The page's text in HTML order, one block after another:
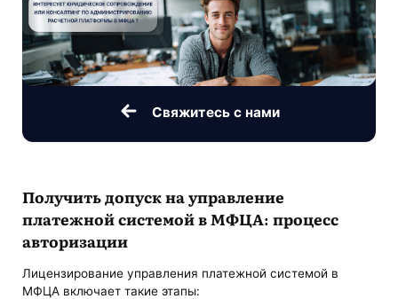
Свяжитесь с нами
Получить допуск на управление
платежной системой в МФЦА: процесс
авторизации
Лицензирование управления платежной системой в
МФЦА включает такие этапы: